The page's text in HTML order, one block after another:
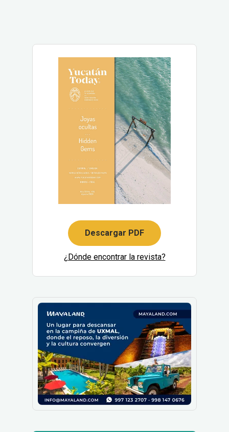
Descargar PDF
¿Dónde encontrar la revista?